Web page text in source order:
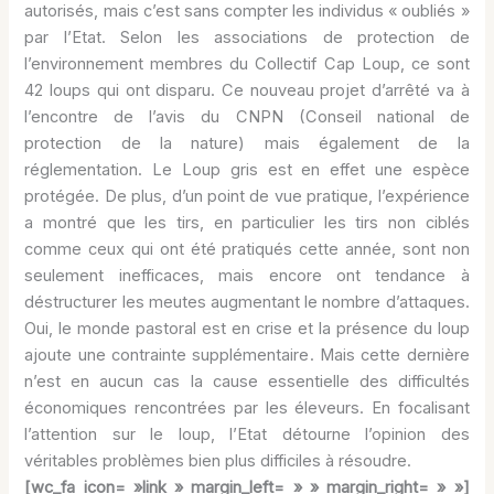
autorisés, mais c’est sans compter les individus « oubliés »
par l’Etat. Selon les associations de protection de
l’environnement membres du Collectif Cap Loup, ce sont
42 loups qui ont disparu. Ce nouveau projet d’arrêté va à
l’encontre de l’avis du CNPN (Conseil national de
protection de la nature) mais également de la
réglementation. Le Loup gris est en effet une espèce
protégée. De plus, d’un point de vue pratique, l’expérience
a montré que les tirs, en particulier les tirs non ciblés
comme ceux qui ont été pratiqués cette année, sont non
seulement inefficaces, mais encore ont tendance à
déstructurer les meutes augmentant le nombre d’attaques.
Oui, le monde pastoral est en crise et la présence du loup
ajoute une contrainte supplémentaire. Mais cette dernière
n’est en aucun cas la cause essentielle des difficultés
économiques rencontrées par les éleveurs. En focalisant
l’attention sur le loup, l’Etat détourne l’opinion des
véritables problèmes bien plus difficiles à résoudre.
[wc_fa icon= »link » margin_left= » » margin_right= » »]